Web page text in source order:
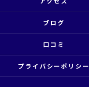
ブログ
口コミ
プライバシーポリシー